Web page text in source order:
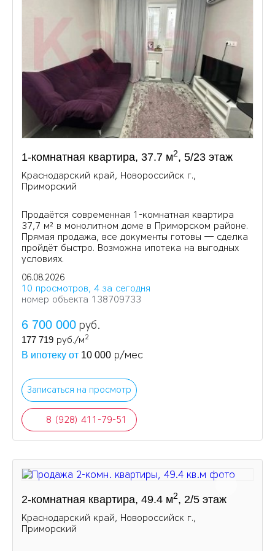
1-комнатная квартира, 37.7 м2, 5/23 этаж
Краснодарский край, Новороссийск г.,
Приморский
Продаётся современная 1-комнатная квартира
37,7 м² в монолитном доме в Приморском районе.
Прямая продажа, все документы готовы — сделка
пройдёт быстро. Возможна ипотека на выгодных
условиях.
06.08.2026
10 просмотров, 4 за сегодня
номер объекта 138709733
6 700 000 руб.
177 719 руб./м2
В ипотеку от 10 000 р/мес
Записаться на просмотр
8 (928) 411-79-51
2-комнатная квартира, 49.4 м2, 2/5 этаж
Краснодарский край, Новороссийск г.,
Приморский